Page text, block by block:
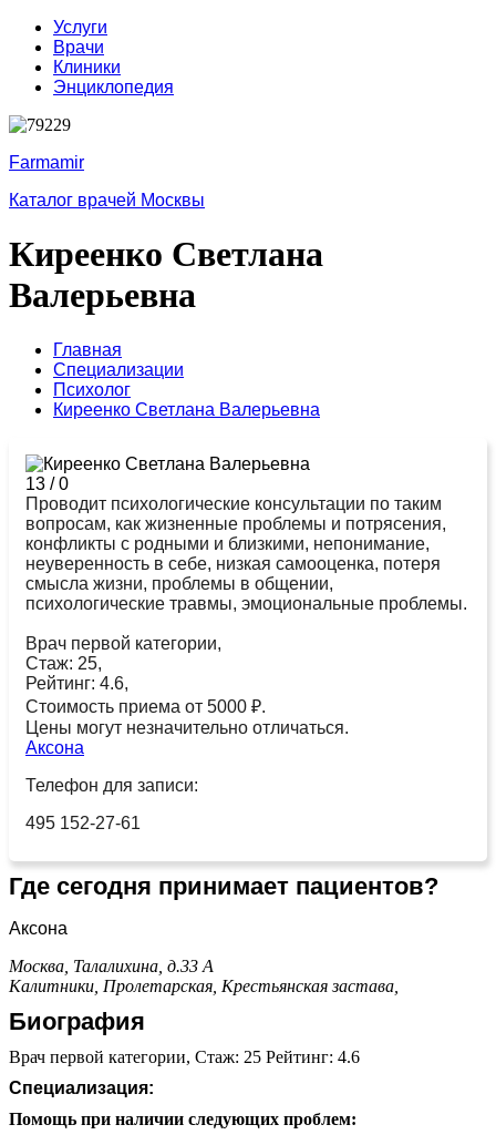
Услуги
Врачи
Клиники
Энциклопедия
Farmamir
Каталог врачей Москвы
Киреенко Светлана
Валерьевна
Главная
Специализации
Психолог
Киреенко Светлана Валерьевна
13 /0
Проводит психологические консультации по таким
вопросам, как жизненные проблемы и потрясения,
конфликты с родными и близкими, непонимание,
неуверенность в себе, низкая самооценка, потеря
смысла жизни, проблемы в общении,
психологические травмы, эмоциональные проблемы.
Врач первой категории,
Стаж: 25,
Рейтинг: 4.6,
Стоимость приема от 5000 ₽.
Цены могут незначительно отличаться.
Аксона
Телефон для записи:
495 152-27-61
Где сегодня принимает пациентов?
Аксона
Москва, Талалихина, д.33 А
Калитники, Пролетарская, Крестьянская застава,
Биография
Врач первой категории, Стаж: 25 Рейтинг: 4.6
Специализация:
Помощь при наличии следующих проблем: